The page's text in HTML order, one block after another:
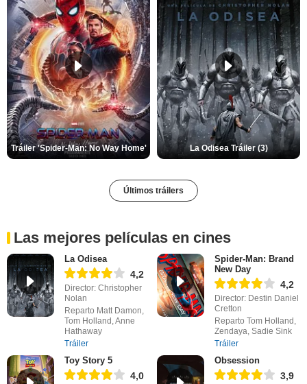
Tráiler 'Spider-Man: No Way Home' La Odisea Tráiler (3)
Últimos tráilers
Las mejores películas en cines
La Odisea
4,2
Director: Christopher
Nolan
Reparto Matt Damon,
Tom Holland, Anne
Hathaway
Tráiler
Spider-Man: Brand
New Day
4,2
Director: Destin Daniel
Cretton
Reparto Tom Holland,
Zendaya, Sadie Sink
Tráiler
Toy Story 5
4,0
Obsession
3,9